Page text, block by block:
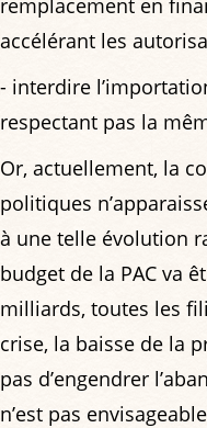
accélérant les
- interdire
respectant pas la
Or, actuellement, la
politiques
à une telle évolution
budget de la PAC va
milliards, toutes les
crise, la baisse de la
pas d’engendrer
n’est pas